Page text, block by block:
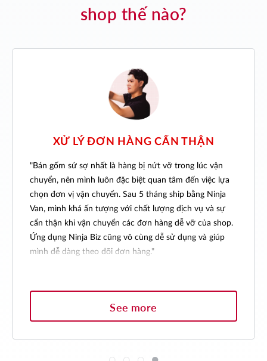
shop thế nào?
trong lúc vận
tâm đến việc lựa
ship bằng Ninja
dịch vụ và sự
dễ vỡ của shop.
dụng và giúp
ĐƠN VỊ CHUYỂN PHÁT
"Điều quan trọng nhất trong kinh doanh là
tiêu và nỗ lực hết mình. Tìm một đối tác
bạn đạt được các mục tiêu này cũng
quan trọng. Tôi chọn làm việc với Ninja
rằng họ có thể giúp tôi phát triển công
của mình."
CHỦ SHOP CUAMBEL, INDONESIA